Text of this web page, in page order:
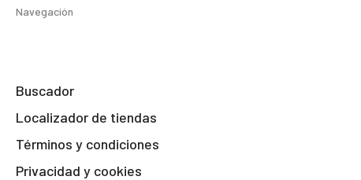
Navegación
Buscador
Localizador de tiendas
Términos y condiciones
Privacidad y cookies